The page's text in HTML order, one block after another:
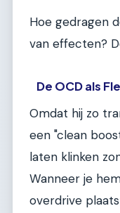
Hoe gedragen
van effecten?
De OCD als
Omdat hij zo
een "clean
laten klinken
Wanneer je
overdrive